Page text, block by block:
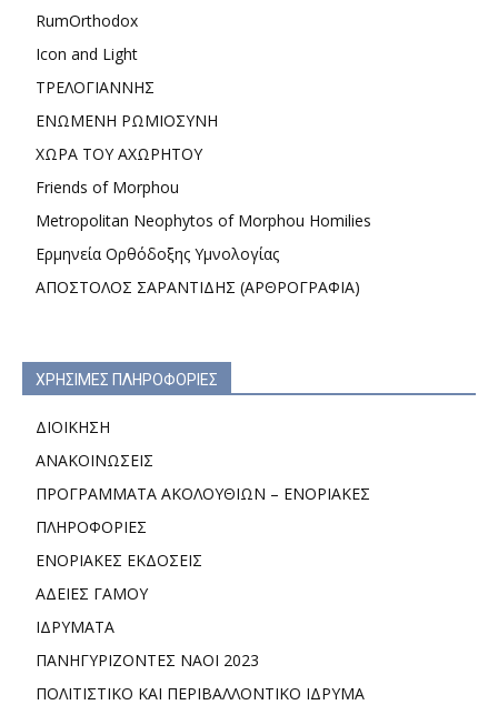
RumOrthodox
Icon and Light
ΤΡΕΛΟΓΙΑΝΝΗΣ
ΕΝΩΜΕΝΗ ΡΩΜΙΟΣΥΝΗ
ΧΩΡΑ ΤΟΥ ΑΧΩΡΗΤΟΥ
Friends of Morphou
Metropolitan Neophytos of Morphou Homilies
Ερμηνεία Ορθόδοξης Υμνολογίας
ΑΠΟΣΤΟΛΟΣ ΣΑΡΑΝΤΙΔΗΣ (ΑΡΘΡΟΓΡΑΦΙΑ)
ΧΡΗΣΙΜΕΣ ΠΛΗΡΟΦΟΡΙΕΣ
ΔΙΟΙΚΗΣΗ
ΑΝΑΚΟΙΝΩΣΕΙΣ
ΠΡΟΓΡΑΜΜΑΤΑ ΑΚΟΛΟΥΘΙΩΝ – ΕΝΟΡΙΑΚΕΣ
ΠΛΗΡΟΦΟΡΙΕΣ
ΕΝΟΡΙΑΚΕΣ ΕΚΔΟΣΕΙΣ
ΑΔΕΙΕΣ ΓΑΜΟΥ
ΙΔΡΥΜΑΤΑ
ΠΑΝΗΓΥΡΙΖΟΝΤΕΣ ΝΑΟΙ 2023
ΠΟΛΙΤΙΣΤΙΚΟ ΚΑΙ ΠΕΡΙΒΑΛΛΟΝΤΙΚΟ ΙΔΡΥΜΑ